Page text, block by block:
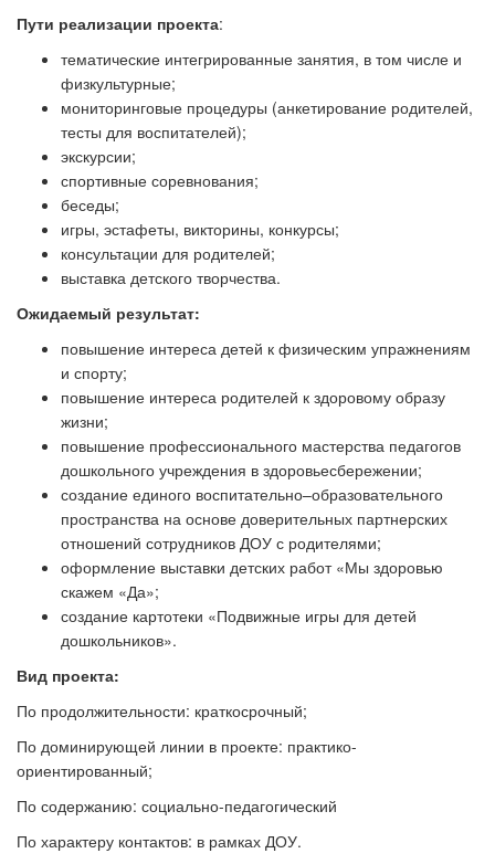
Пути реализации проекта:
тематические интегрированные занятия, в том числе и
физкультурные;
мониторинговые процедуры (анкетирование родителей,
тесты для воспитателей);
экскурсии;
спортивные соревнования;
беседы;
игры, эстафеты, викторины, конкурсы;
консультации для родителей;
выставка детского творчества.
Ожидаемый результат:
повышение интереса детей к физическим упражнениям
и спорту;
повышение интереса родителей к здоровому образу
жизни;
повышение профессионального мастерства педагогов
дошкольного учреждения в здоровьесбережении;
создание единого воспитательно–образовательного
пространства на основе доверительных партнерских
отношений сотрудников ДОУ с родителями;
оформление выставки детских работ «Мы здоровью
скажем «Да»;
создание картотеки «Подвижные игры для детей
дошкольников».
Вид проекта:
По продолжительности: краткосрочный;
По доминирующей линии в проекте: практико-
ориентированный;
По содержанию: социально-педагогический
По характеру контактов: в рамках ДОУ.